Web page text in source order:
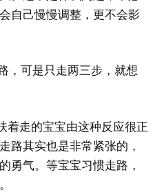
自己慢慢调整，更不会影
可是只走两三步，就想
走的宝宝由这种反应很正
路其实也是非常紧张的，
勇气。等宝宝习惯走路，